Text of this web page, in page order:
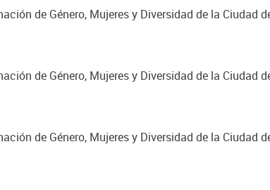
de Género, Mujeres y Diversidad de la Ciudad
de Género, Mujeres y Diversidad de la Ciudad
de Género, Mujeres y Diversidad de la Ciudad